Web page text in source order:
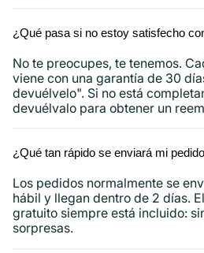
¿Qué pasa si no estoy satisfecho
No te preocupes, te tenemos.
viene con una garantía de 30
devuélvelo". Si no está
devuélvalo para obtener un
¿Qué tan rápido se enviará mi
Los pedidos normalmente se
hábil y llegan dentro de 2 días.
gratuito siempre está incluido:
sorpresas.